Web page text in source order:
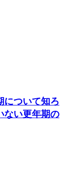
について知ろ
ない更年期の